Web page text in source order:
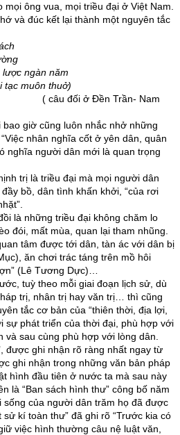
ông vua, mọi triều đại ở Việt Nam.
và đúc kết lại thành một nguyên tắc
ngàn năm
tạc muôn thuở)
Trần- Nam
giờ cũng luôn nhắc nhở những
nhân nghĩa cốt ở yên dân, quân
nghĩa người dân mới là quan trọng
trị là triều đại mà mọi người dân
bồ, dân tình khấn khởi, “của rơi
là những triều đại không chăm lo
đói, mất mùa, quan lại tham nhũng.
tâm được tới dân, tàn ác với dân bị
ăn chơi trác táng trên mồ hôi
(Lê Tương Dực)…
tuỳ theo mỗi giai đoạn lịch sử, dù
trị, nhân trị hay văn trị… thì cũng
tắc cơ bản của “thiên thời, địa lợi,
sự phát triển của thời đại, phù hợp với
và sau cùng phù hợp với lòng dân.
được ghi nhận rõ ràng nhất ngay từ
ghi nhận trong những văn bản pháp
hình đầu tiên ở nước ta mà sau này
là “Ban sách hình thư” công bố năm
sống của người dân trăm họ đã được
sử kí toàn thư” đã ghi rõ “Trước kia có
việc hình thường câu nệ luật văn,